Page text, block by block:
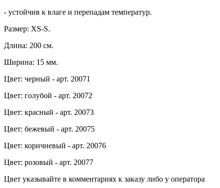
- устойчив к влаге и перепадам температур.
Размер: XS-S.
Длина: 200 см.
Ширина: 15 мм.
Цвет: черный - арт. 20071
Цвет: голубой - арт. 20072
Цвет: красный - арт. 20073
Цвет: бежевый - арт. 20075
Цвет: коричневый - арт. 20076
Цвет: розовый - арт. 20077
Цвет указывайте в комментариях к заказу либо у оператора